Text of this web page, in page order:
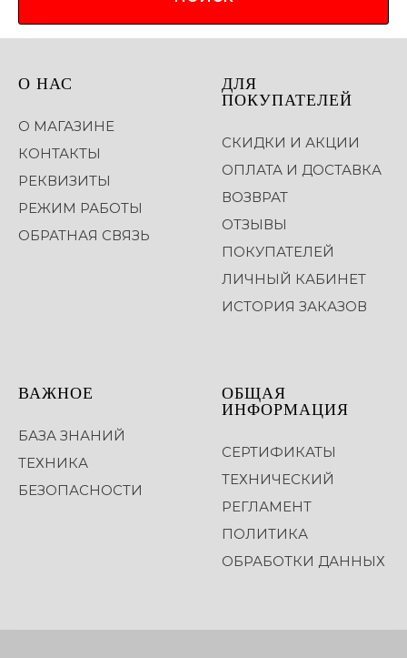
О НАС
О МАГАЗИНЕ
КОНТАКТЫ
РЕКВИЗИТЫ
РЕЖИМ РАБОТЫ
ОБРАТНАЯ СВЯЗЬ
ДЛЯ
ПОКУПАТЕЛЕЙ
СКИДКИ И АКЦИИ
ОПЛАТА И ДОСТАВКА
ВОЗВРАТ
ОТЗЫВЫ
ПОКУПАТЕЛЕЙ
ЛИЧНЫЙ КАБИНЕТ
ИСТОРИЯ ЗАКАЗОВ
ВАЖНОЕ
БАЗА ЗНАНИЙ
ТЕХНИКА
БЕЗОПАСНОСТИ
ОБЩАЯ
ИНФОРМАЦИЯ
СЕРТИФИКАТЫ
ТЕХНИЧЕСКИЙ
РЕГЛАМЕНТ
ПОЛИТИКА
ОБРАБОТКИ ДАННЫХ